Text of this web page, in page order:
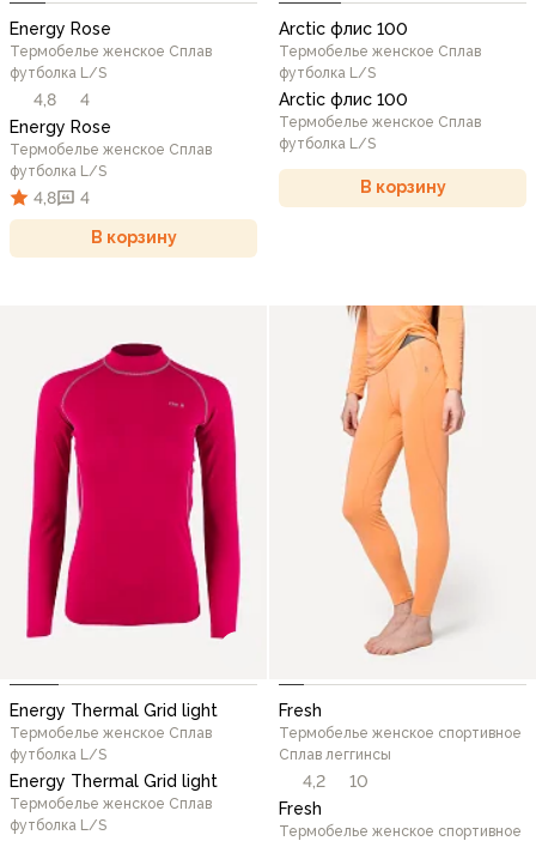
Energy Rose
Термобелье женское Сплав
футболка L/S
4,8
4
Energy Rose
Термобелье женское Сплав
футболка L/S
4,8 4
В корзину
Arctic флис 100
Термобелье женское Сплав
футболка L/S
Arctic флис 100
Термобелье женское Сплав
футболка L/S
В корзину
Energy Thermal Grid light
Термобелье женское Сплав
футболка L/S
Energy Thermal Grid light
Термобелье женское Сплав
футболка L/S
Fresh
Термобелье женское спортивное
Сплав леггинсы
4,2
10
Fresh
Термобелье женское спортивное